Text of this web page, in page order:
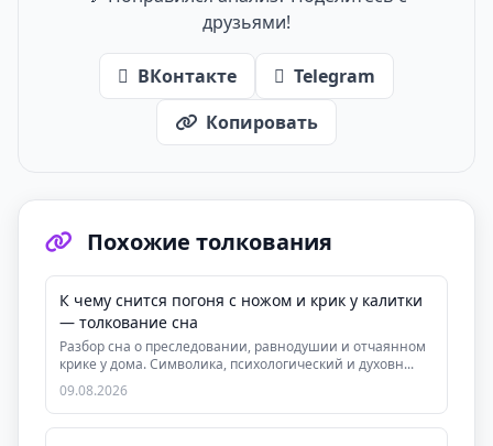
друзьями!
ВКонтакте
Telegram
Копировать
Похожие толкования
К чему снится погоня с ножом и крик у калитки
— толкование сна
Разбор сна о преследовании, равнодушии и отчаянном
крике у дома. Символика, психологический и духовн...
09.08.2026